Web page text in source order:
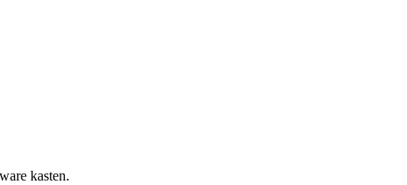
kasten.